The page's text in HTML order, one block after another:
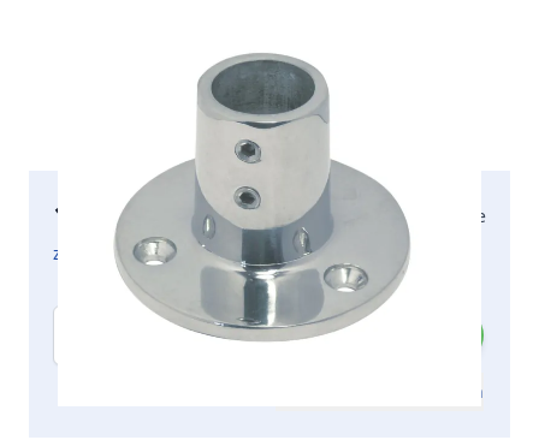
19,00 €
inkl. MwSt.
zzgl. Versandkosten
2-5 Arbeitstage
Menge
Zum Angebot hinzufügen